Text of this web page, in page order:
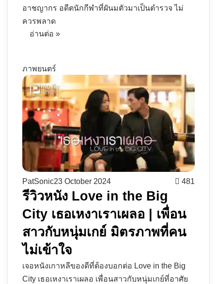
อาชญากร อดีตนักกีฬาที่ผันมตัวมาเป็นตำรวจ ไม่
ควรพลาด
อ่านต่อ »
ภาพยนตร์
PatSonic23 October 2024 481
รีวิวหนัง Love in the Big
City เธอเหงาเราเผลอ | เพื่อน
สาวกับหนุ่มเกย์ มิตรภาพที่คน
ไม่เข้าใจ
เจอหนังเกาหลีของดีที่ต้องบอกต่อ Love in the Big
City เธอเหงาเราเผลอ เพื่อนสาวกับหนุ่มเกย์ที่อาศัย